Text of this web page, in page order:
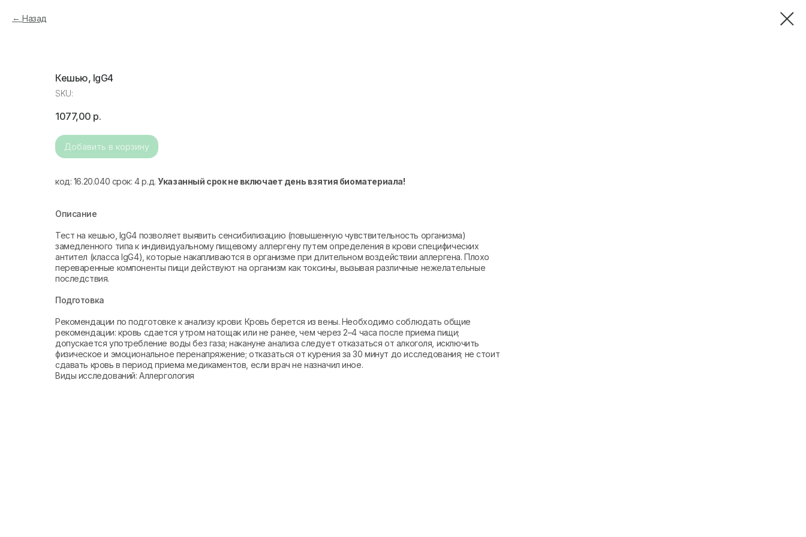
Назад
Кешью, IgG4
SKU:
1077,00 р.
Добавить в корзину
код: 16.20.040 срок: 4 р.д.Указанный срок не включает день взятия биоматериала!
Описание
Тест на кешью, IgG4 позволяет выявить сенсибилизацию (повышенную чувствительность организма)
замедленного типа к индивидуальному пищевому аллергену путем определения в крови специфических
антител (класса IgG4), которые накапливаются в организме при длительном воздействии аллергена. Плохо
переваренные компоненты пищи действуют на организм как токсины, вызывая различные нежелательные
последствия.
Подготовка
Рекомендации по подготовке к анализу крови: Кровь берется из вены. Необходимо соблюдать общие
рекомендации: кровь сдается утром натощак или не ранее, чем через 2–4 часа после приема пищи;
допускается употребление воды без газа; накануне анализа следует отказаться от алкоголя, исключить
физическое и эмоциональное перенапряжение; отказаться от курения за 30 минут до исследования; не стоит
сдавать кровь в период приема медикаментов, если врач не назначил иное.
Виды исследований: Аллергология